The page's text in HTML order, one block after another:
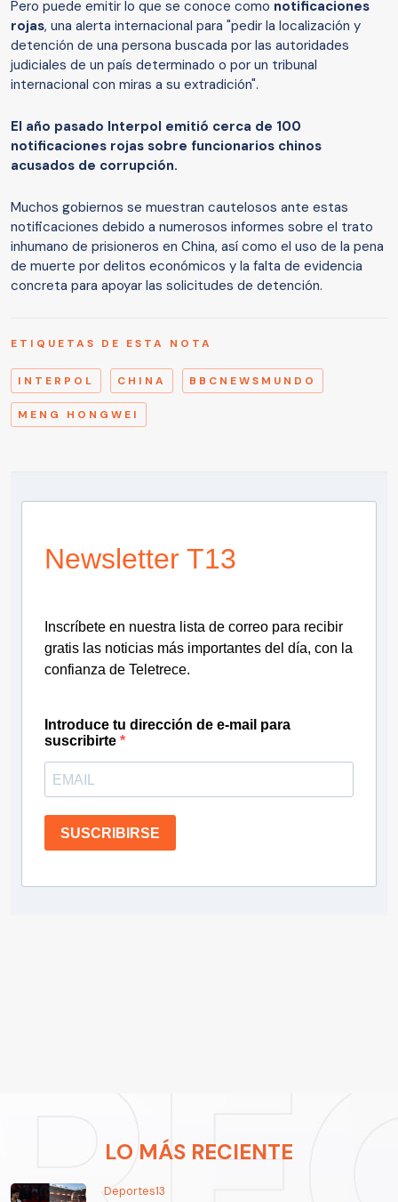
Pero puede emitir lo que se conoce como notificaciones
rojas, una alerta internacional para "pedir la localización y
detención de una persona buscada por las autoridades
judiciales de un país determinado o por un tribunal
internacional con miras a su extradición".
El año pasado Interpol emitió cerca de 100
notificaciones rojas sobre funcionarios chinos
acusados de corrupción.
Muchos gobiernos se muestran cautelosos ante estas
notificaciones debido a numerosos informes sobre el trato
inhumano de prisioneros en China, así como el uso de la pena
de muerte por delitos económicos y la falta de evidencia
concreta para apoyar las solicitudes de detención.
ETIQUETAS DE ESTA NOTA
INTERPOL CHINA BBCNEWSMUNDO
MENG HONGWEI
Newsletter T13
Inscríbete en nuestra lista de correo para recibir
gratis las noticias más importantes del día, con la
confianza de Teletrece.
Introduce tu dirección de e-mail para
suscribirte
SUSCRIBIRSE
LO MÁS RECIENTE
Deportes13